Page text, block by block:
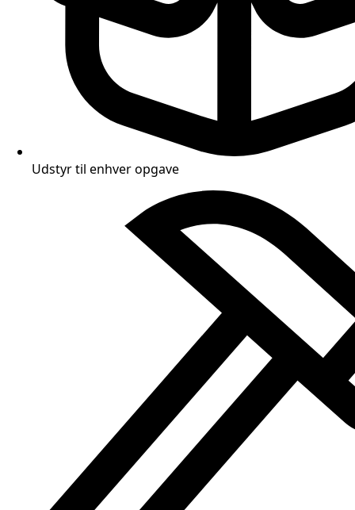
Udstyr til enhver opgave